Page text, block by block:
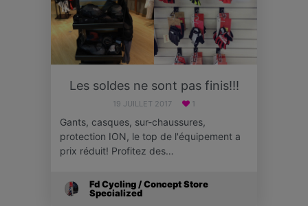
Les soldes ne sont pas finis!!!
19 JUILLET 2017 1
Gants, casques, sur-chaussures,
protection ION, le top de l'équipement a
prix réduit! Profitez des…
Fd Cycling / Concept Store
Specialized